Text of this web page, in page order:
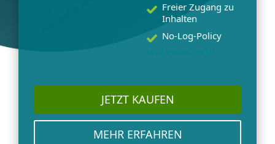
Freier Zugang zu
Inhalten
No-Log-Policy
und vieles mehr
JETZT KAUFEN
MEHR ERFAHREN